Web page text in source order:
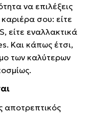
να επιλέξεις
σου: είτε
είτε εναλλακτικά
Και κάπως έτσι,
των καλύτερων
αποτρεπτικός